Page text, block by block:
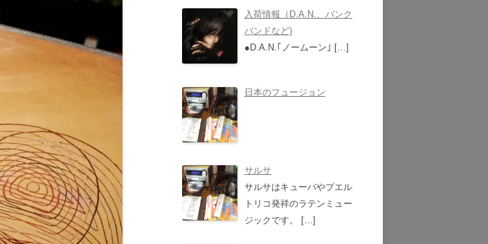
入荷情報（D.A.N.、バンク
バンドなど)
●D.A.N.｢ノームーン｣ […]
日本のフュージョン
サルサ
サルサはキューバやプエル
トリコ発祥のラテンミュー
ジックです。
[…]